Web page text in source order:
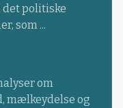
det politiske
som ...
om
mælkeydelse og